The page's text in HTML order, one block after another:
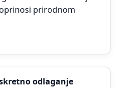
prirodnom
odlaganje